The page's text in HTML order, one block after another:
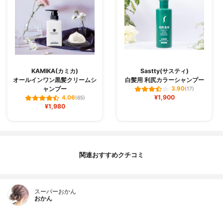
KAMIKA(カミカ)
オールインワン黒髪クリームシ
ャンプー
4.06(65)
¥1,980
Sastty(サスティ)
白髪用 利尻カラーシャンプー
3.90(17)
¥1,900
関連おすすめクチコミ
スーパーおかん
おかん